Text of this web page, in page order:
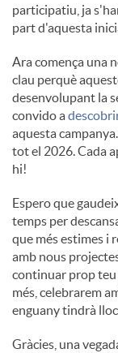
participatiu, ja
part d'aquesta
Ara comença una
clau perquè
desenvolupant la
convido a
aquesta
tot el 2026. Cada
hi!
Espero que
temps per
que més estimes i
amb nous
continuar prop teu
més, celebrarem
enguany tindrà
Gràcies, una